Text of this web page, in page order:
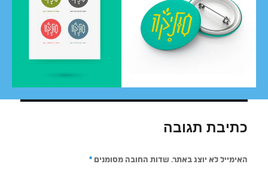
כתיבת תגובה
האימייל לא יוצג באתר. שדות החובה מסומנים*